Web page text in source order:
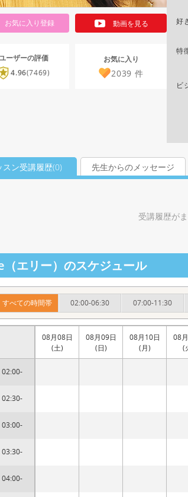
お気に入り登録 動画を見る
ーザーの評価
4.96(7469)
お気に入り
2039 件
好
特
ビ
スン受講履歴(0) 先生からのメッセージ
受講履歴が
エリー）のスケジュール
すべての時間帯 02:00-06:30 07:00-11:30
02:00-
02:30-
03:00-
03:30-
04:00-
08月08日
(土)
08月09日
(日)
08月10日
(月)
08
(